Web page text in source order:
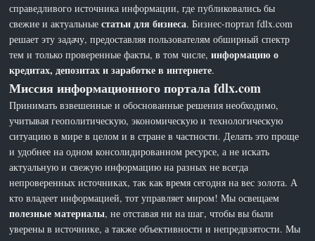
справедливого источника информации, где публиковались бы
свежие и актуальныестатьи для бизнеса. Бизнес-портал fdlx.com
решает эту задачу, предоставляя пользователям обширный спектр
тем и только проверенные факты, в том числе,информацию о
кредитах, депозитах и заработке в интернете.
Миссия информационного портала fdlx.com
Принимать взвешенные и обоснованные решения необходимо,
учитывая геополитическую, экономическую и технологическую
ситуацию в мире в целом и в стране в частности. Делать это проще
и удобнее на одном консолидированном ресурсе, а не искать
актуальную и свежую информацию на разных не всегда
непроверенных источниках, так как время сегодня на вес золота. А
кто владеет информацией, тот управляет миром! Мы освещаем
полезные материалы, не отставая ни на шаг, чтобы вы были
уверены в источнике, а также объективности и непредвзятости. Мы